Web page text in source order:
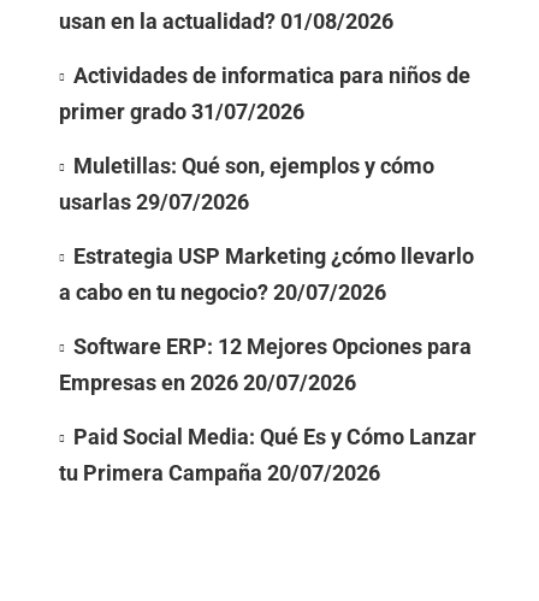
usan en la actualidad?01/08/2026
Actividades de informatica para niños de
primer grado31/07/2026
Muletillas: Qué son, ejemplos y cómo
usarlas29/07/2026
Estrategia USP Marketing ¿cómo llevarlo
a cabo en tu negocio?20/07/2026
Software ERP: 12 Mejores Opciones para
Empresas en 202620/07/2026
Paid Social Media: Qué Es y Cómo Lanzar
tu Primera Campaña 20/07/2026